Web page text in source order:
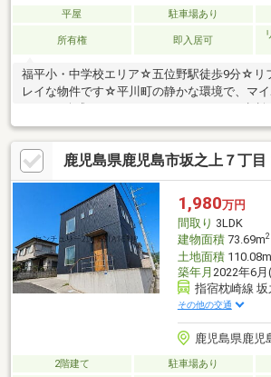
平屋 駐車場あり
所有権 即入居可
福平小・中学校エリア☆五位野駅徒歩9分☆リ
レイな物件です☆平川町の静かな環境で、マイ
式アカウントからお友達登録！安心の住宅ロ
家があなたのライフプランに合った最適なプ
鹿児島県鹿児島市坂之上７丁目
1,980万円
間取り 3LDK
建物面積73.69m2
土地面積110.08m
築年月 2022年6
指宿枕崎線
その他の交通
鹿児島県鹿児
2階建て 駐車場あり